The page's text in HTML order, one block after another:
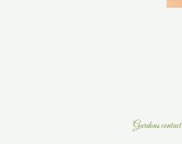
Gardons contact